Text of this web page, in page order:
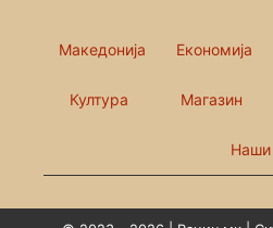
Македонија Економија
Култура Магазин
Наши